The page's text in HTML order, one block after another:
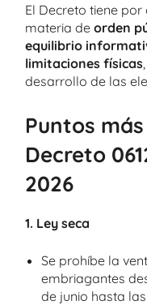
El Decreto tiene
materia de orden
equilibrio
limitaciones físicas
desarrollo de las
Puntos
Decreto
2026
1. Ley seca
Se prohíbe la
embriagantes
de junio hasta